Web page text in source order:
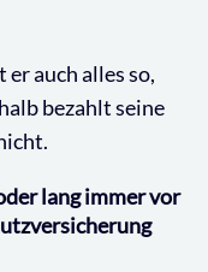
auch alles so,
bezahlt seine
lang immer vor